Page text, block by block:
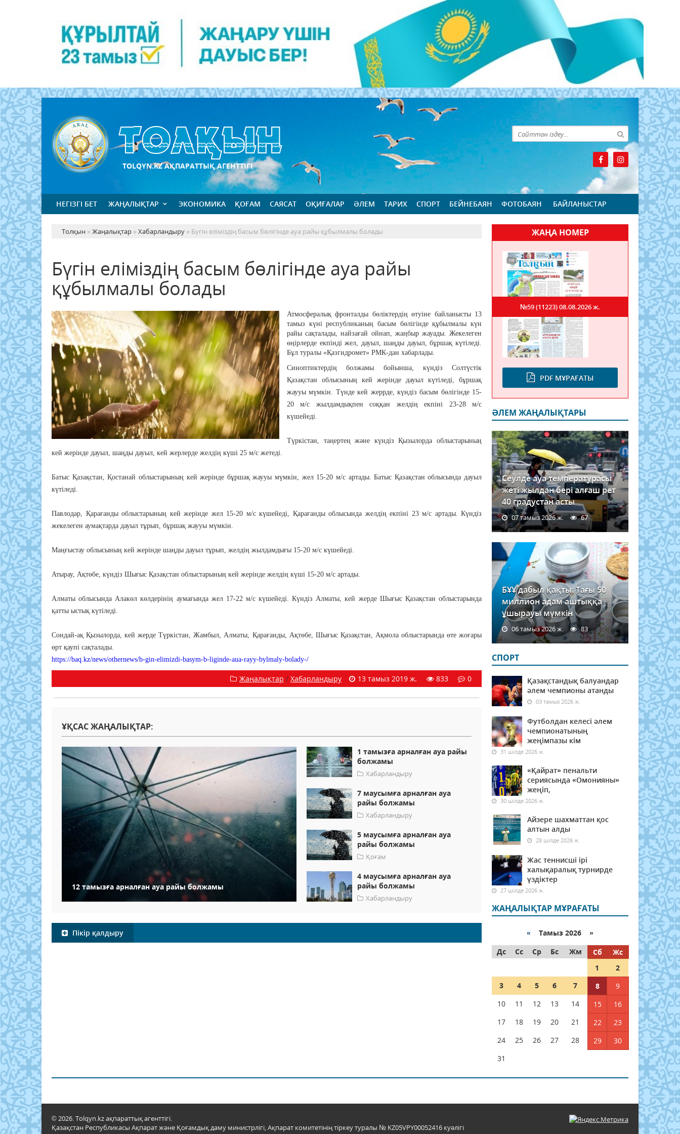
TOLQYN.KZ АҚПАРАТТЫҚ АГЕНТТІГІ
НЕГІЗГІ БЕТ ЖАҢАЛЫҚТАР ЭКОНОМИКА ҚОҒАМ САЯСАТ ОҚИҒАЛАР ӘЛЕМ ТАРИХ СПОРТ БЕЙНЕБАЯН ФОТОБАЯН БАЙЛАНЫСТАР
Толқын »Жаңалықтар »Хабарландыру » Бүгін еліміздің басым бөлігінде ауа райы құбылмалы болады
Бүгін еліміздің басым бөлігінде ауа райы
құбылмалы болады
Атмосфералық фронталды бөліктердің өтуіне байланысты 13
тамыз күні республиканың басым бөлігінде құбылмалы күн
райы сақталады, найзағай ойнап, жаңбыр жауады. Жекелеген
өңірлерде екпінді жел, дауыл, шаңды дауыл, бұршақ күтіледі.
Бұл туралы «Қазгидромет» РМК-дан хабарлады.
Синоптиктердің болжамы бойынша, күндіз Солтүстік
Қазақстан облысының кей жерінде дауыл күтіледі, бұршақ
жаууы мүмкін. Түнде кей жеррде, күндіз басым бөлігінде 15-
20 м/с жылдамдықпен соққан желдің екпіні 23-28 м/с
күшейеді.
Түркістан, таңертең және күндіз Қызылорда облыстарының
кей жерінде дауыл, шаңды дауыл, кей жерлерде желдің күші 25 м/с жетеді.
Батыс Қазақстан, Қостанай облыстарының кей жерінде бұршақ жаууы мүмкін, жел 15-20 м/с артады. Батыс Қазақстан облысында дауыл
күтіледі.
Павлодар, Қарағанды облыстарының кей жерінде жел 15-20 м/с күшейеді, Қарағанды облысында желдің екпіні 23 м/с артады. Күндіз
жекелеген аумақтарда дауыл тұрып, бұршақ жаууы мүмкін.
Маңғыстау облысының кей жерінде шаңды дауыл тұрып, желдің жылдамдығы 15-20 м/с күшейеді.
Атырау, Ақтөбе, күндіз Шығыс Қазақстан облыстарының кей жерінде желдің күші 15-20 м/с артады.
Алматы облысында Алакөл көлдерінің аумағында жел 17-22 м/с күшейеді. Күндіз Алматы, кей жерде Шығыс Қазақстан облыстарында
қатты ыстық күтіледі.
Сондай-ақ Қызылорда, кей жерде Түркістан, Жамбыл, Алматы, Қарағанды, Ақтөбе, Шығыс Қазақстан, Ақмола облыстарында өте жоғары
өрт қаупі сақталады.
https://baq.kz/news/othernews/b-gin-elimizdi-basym-b-liginde-aua-rayy-bylmaly-bolady-/
Жаңалықтар / Хабарландыру 13 тамыз 2019 ж. 833 0
ҰҚСАС ЖАҢАЛЫҚТАР:
12 тамызға арналған ауа райы болжамы
1 тамызға арналған ауа райы
болжамы
Хабарландыру
7 маусымға арналған ауа
райы болжамы
Хабарландыру
5 маусымға арналған ауа
райы болжамы
Қоғам
4 маусымға арналған ауа
райы болжамы
Хабарландыру
Пікір қалдыру
ЖАҢА НОМЕР
PDF МҰРАҒАТЫ
№59 (11223)08.08.2026 ж.
ӘЛЕМ ЖАҢАЛЫҚТАРЫ
Сеулде ауа температурасы
жеті жылдан бері алғаш рет
40 градустан асты
07 тамыз 2026 ж. 67
БҰҰ дабыл қақты: Тағы 50
миллион адам аштыққа
ұшырауы мүмкін
06 тамыз 2026 ж. 83
СПОРТ
Қазақстандық балуандар
әлем чемпионы атанды
03 тамыз 2026 ж.
Футболдан келесі әлем
чемпионатының
жеңімпазы кім
31 шілде 2026 ж.
«Қайрат» пенальти
сериясында «Омонияны»
жеңіп,
30 шілде 2026 ж.
Айзере шахматтан қос
алтын алды
28 шілде 2026 ж.
Жас теннисші ірі
халықаралық турнирде
үздіктер
27 шілде 2026 ж.
ЖАҢАЛЫҚТАР МҰРАҒАТЫ
« Тамыз 2026 »
Дс
Сс Ср Бс Жм Сб
Жс
1
2
3
4 5 6 7 8
9
10
11 12 13 14 15
16
17
18 19 20 21 22
23
24
25 26 27 28 29
30
31
© 2026. Tolqyn.kz ақпараттық агенттігі.
Қазақстан Республикасы Ақпарат және Қоғамдық даму министрлігі, Ақпарат комитетінің тіркеу туралы № KZ05VPY00052416 куәлігі